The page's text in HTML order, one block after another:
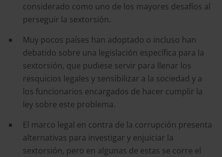
considerado como uno de los mayores desafíos al
perseguir la sextorsión.
Muy pocos países han adoptado o incluso han
debatido sobre una legislación específica para la
sextorsión, que pudiese servir para llenar los
resquicios legales y sensibilizar a la sociedad y a
los funcionarios encargados de hacer cumplir la
ley sobre este problema.
El marco legal en contra de la corrupción presenta
alternativas para investigar y enjuiciar la
sextorsión, pero en algunas de estas se corre el